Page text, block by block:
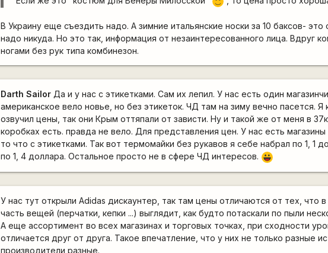
В Украину еще съездить надо. А зимние итальянские носки за 10 баксов- это
надо никуда. Но это так, информация от незаинтересованного лица. Вдруг
ногами без рук типа комбинезон.
Darth Sailor Да и у нас с этикетками. Сам их лепил. У нас есть один
американское вело новье, но без этикеток. ЧД там на зиму вечно пасется. Я
озвучил цены, так они Крым оттяпали от зависти. Ну и такой же от меня в
коробках есть. правда не вело. Для представления цен. У нас есть
то что с этикетками. Так вот термомайки без рукавов я себе набрал по 1, 1
по 1, 4 доллара. Остальное просто не в сфере ЧД интересов. |-))
У нас тут открыли Adidas дискаунтер, так там цены отличаются от тех, что
часть вещей (перчатки, кепки ...) выглядит, как будто потаскали по пыли
А еще ассортимент во всех магазинах и торговых точках, при сходности
отличается друг от друга. Такое впечатление, что у них не только разные
производители разные.